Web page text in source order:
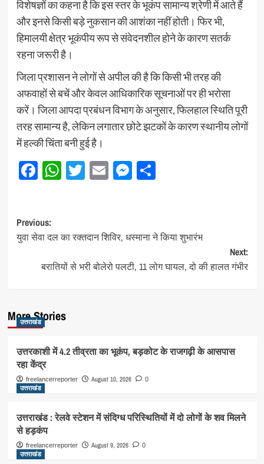
विशेषज्ञों का कहना है कि इस स्तर के भूकंप सामान्य श्रेणी में आते हैं
और इनसे किसी बड़े नुकसान की आशंका नहीं होती। फिर भी,
हिमालयी क्षेत्र भूकंपीय रूप से संवेदनशील होने के कारण सतर्क
रहना जरूरी है।
जिला प्रशासन ने लोगों से अपील की है कि किसी भी तरह की
अफवाहों से बचें और केवल आधिकारिक सूचनाओं पर ही भरोसा
करें। जिला आपदा प्रबंधन विभाग के अनुसार, फिलहाल स्थिति पूरी
तरह सामान्य है, लेकिन लगातार छोटे झटकों के कारण स्थानीय लोगों
में हल्की चिंता बनी हुई है।
Facebook
WhatsApp
Twitter
EmailMessenger
Share
Post
navigation
Previous:
युवा सेवा दल का रक्तदान शिविर, धस्माना ने किया शुभारंभ
Next:
बरातियों से भरी बोलेरो पलटी, 11 लोग घायल, दो की हालत गंभीर
More Stories
उत्तराखंड
उत्तरकाशी में 4.2 तीव्रता का भूकंप, बड़कोट के राजगढ़ी के आसपास
रहा केंद्र
freelancerreporter August 10, 2026 0
उत्तराखंड
उत्तराखंड : रेलवे स्टेशन में संदिग्ध परिस्थितियों में दो लोगों के शव मिलने
से हड़कंप
freelancerreporter August 9, 2026 0
उत्तराखंड